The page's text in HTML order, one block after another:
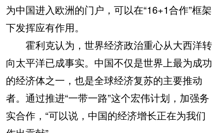
为中国进入欧洲的门户，可以在“16+1合作”框架
下发挥应有作用。
霍利克认为，世界经济政治重心从大西洋转
向太平洋已成事实。中国不仅是世界上最为成功
的经济体之一，也是全球经济复苏的主要推动
者。通过推进“一带一路”这个宏伟计划，加强务
实合作，“可以说，中国的经济增长正在为我们